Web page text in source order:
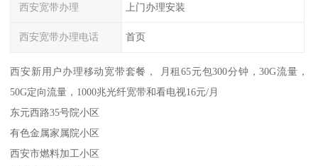
西安宽带办理 上门办理安装
西安宽带办理电话 首页
西安新用户办理移动宽带套餐， 月租65元包300分钟，30G流量，
50G定向流量，1000兆光纤宽带和看电视16元/月
东元西路35号院小区
有色金属家属院小区
西安市燃料加工小区